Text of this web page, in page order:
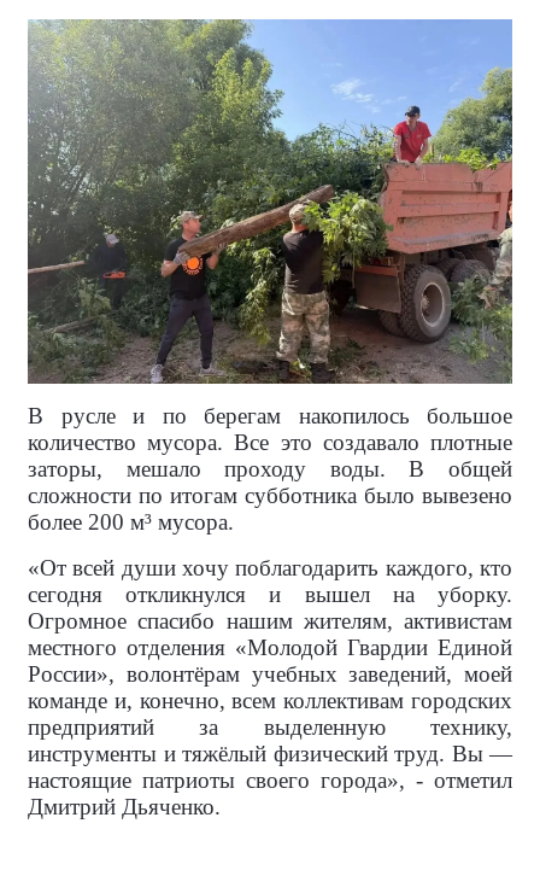
В русле и по берегам накопилось большое
количество мусора. Все это создавало плотные
заторы, мешало проходу воды. В общей
сложности по итогам субботника было вывезено
более 200 м³ мусора.
«От всей души хочу поблагодарить каждого, кто
сегодня откликнулся и вышел на уборку.
Огромное спасибо нашим жителям, активистам
местного отделения «Молодой Гвардии Единой
России», волонтёрам учебных заведений, моей
команде и, конечно, всем коллективам городских
предприятий за выделенную технику,
инструменты и тяжёлый физический труд. Вы —
настоящие патриоты своего города», - отметил
Дмитрий Дьяченко.